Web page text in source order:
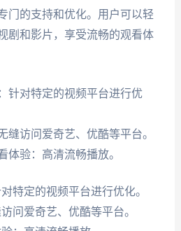
门的支持和优化。用户可以轻
剧和影片，享受流畅的观看体
针对特定的视频平台进行优
缝访问爱奇艺、优酷等平台。
体验：高清流畅播放。
特定的视频平台进行优化。
问爱奇艺、优酷等平台。